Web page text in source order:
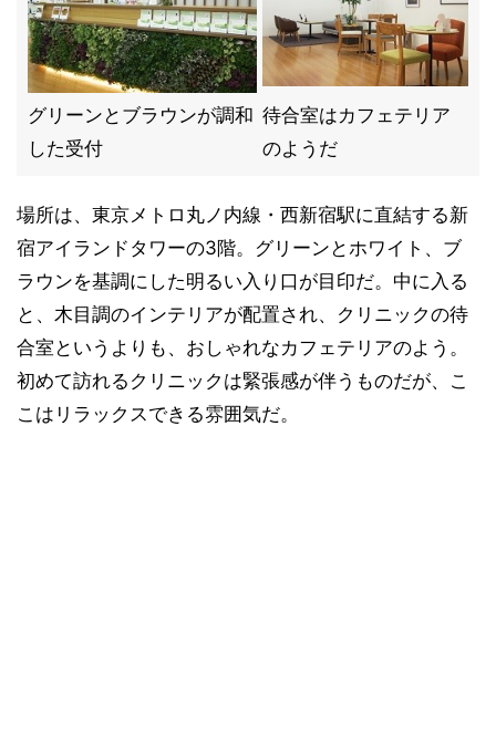
グリーンとブラウンが調和
した受付
待合室はカフェテリア
のようだ
場所は、東京メトロ丸ノ内線・西新宿駅に直結する新
宿アイランドタワーの3階。グリーンとホワイト、ブ
ラウンを基調にした明るい入り口が目印だ。中に入る
と、木目調のインテリアが配置され、クリニックの待
合室というよりも、おしゃれなカフェテリアのよう。
初めて訪れるクリニックは緊張感が伴うものだが、こ
こはリラックスできる雰囲気だ。